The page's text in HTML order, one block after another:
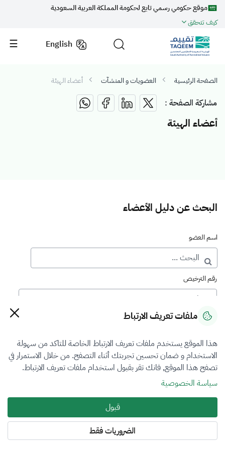
موقع حكومي رسمي تابع لحكومة المملكة العربية السعودية
كيف تتحقق
English
الصفحة الرئيسية العضويات و المنشآت أعضاء الهيئة
مشاركة الصفحة :
أعضاء الهيئة
البحث عن دليل الأعضاء
اسم العضو
رقم الترخيص
رقم العضوية
فرع التقييم
العقار
نوع العضوية
طالب منتسب
المنطقة
ملفات تعريف الارتباط
هذا الموقع يستخدم ملفات تعريف الارتباط الخاصة للتاكد من سهولة
الاستخدام و ضمان تحسين تجربتك أثناء التصفح. من خلال الاستمرار في
تصفح هذا الموقع, فانك تقر بقبول استخدام ملفات تعريف الارتباط.
سياسة الخصوصية
قبول
الضروريات فقط